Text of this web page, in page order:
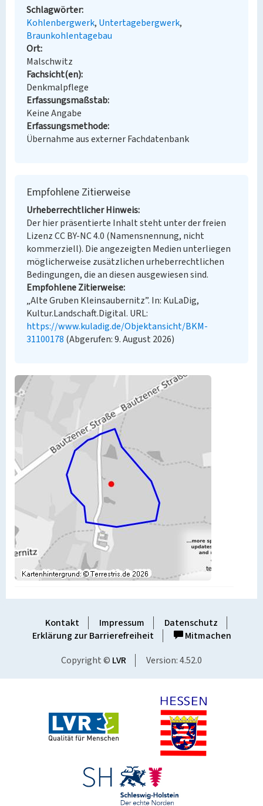
Schlagwörter
Kohlenbergwerk Untertagebergwerk
Braunkohlentagebau
Ort
Malschwitz
Fachsicht(en)
Denkmalpflege
Erfassungsmaßstab
Keine Angabe
Erfassungsmethode
Übernahme aus externer Fachdatenbank
Empfohlene Zitierweise
Urheberrechtlicher Hinweis
Der hier präsentierte Inhalt steht unter der freien
Lizenz CC BY-NC 4.0 (Namensnennung, nicht
kommerziell). Die angezeigten Medien unterliegen
möglicherweise zusätzlichen urheberrechtlichen
Bedingungen, die an diesen ausgewiesen sind.
Empfohlene Zitierweise
„Alte Gruben Kleinsaubernitz”. In: KuLaDig,
Kultur.Landschaft.Digital. URL:
https://www.kuladig.de/Objektansicht/BKM-
31100178 (Abgerufen: 9. August 2026)
Kontakt Impressum
Datenschutz
Erklärung zur Barrierefreiheit
Mitmachen
Copyright © LVR Version: 4.52.0